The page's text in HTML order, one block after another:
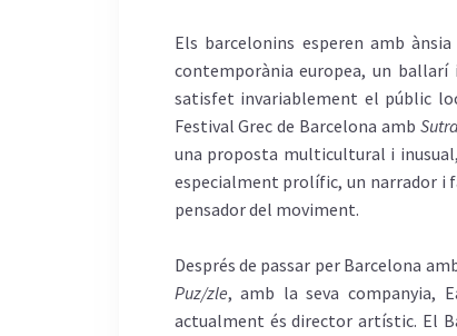
Els barcelonins esperen amb
contemporània europea, un
satisfet invariablement el públic
Festival Grec de Barcelona amb Sutra
una proposta multicultural i
especialment prolífic, un narrador i
pensador del moviment.
Després de passar per Barcelona
Puz/zle, amb la seva companyia,
actualment és director artístic. El